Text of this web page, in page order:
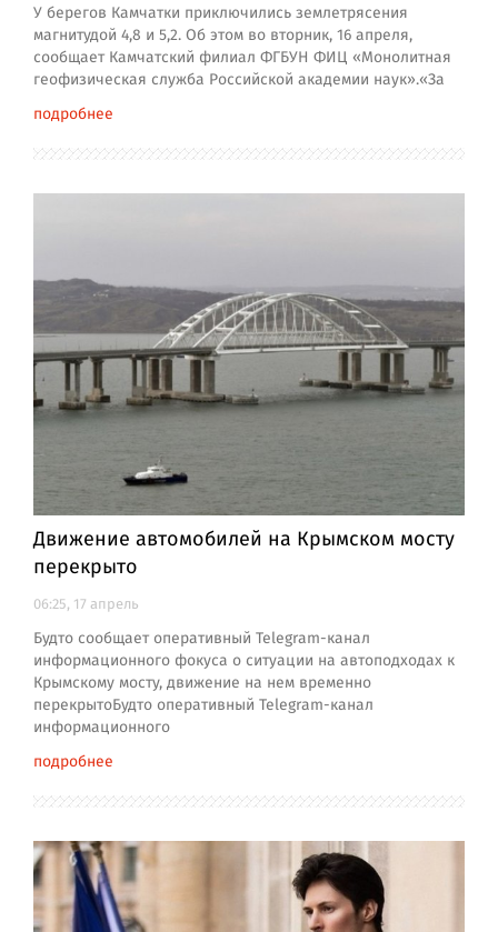
У берегов Камчатки приключились землетрясения
магнитудой 4,8 и 5,2. Об этом во вторник, 16 апреля,
сообщает Камчатский филиал ФГБУН ФИЦ «Монолитная
геофизическая служба Российской академии наук».«За
подробнее
Движение автомобилей на Крымском мосту
перекрыто
06:25, 17 апрель
Будто сообщает оперативный Telegram-канал
информационного фокуса о ситуации на автоподходах к
Крымскому мосту, движение на нем временно
перекрытоБудто оперативный Telegram-канал
информационного
подробнее